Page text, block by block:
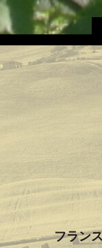
フラン